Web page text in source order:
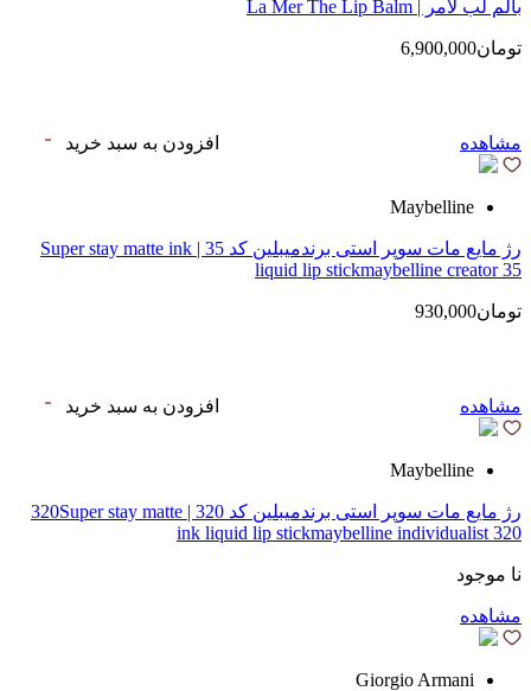
بالم لب لامر | La Mer The Lip Balm
تومان6,900,000
مشاهده افزودن به سبد خرید
Maybelline
رژ مایع مات سوپر استی‌ برندمیبلین کد 35 | Super stay matte ink
liquid lip stickmaybelline creator 35
تومان930,000
مشاهده افزودن به سبد خرید
Maybelline
رژ مایع مات سوپر استی‌ برندمیبلین کد 320 | 320Super stay matte
ink liquid lip stickmaybelline individualist 320
نا موجود
مشاهده
Giorgio Armani